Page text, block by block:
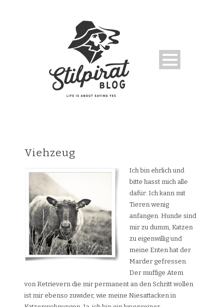
Viehzeug
Ich bin ehrlich und
bitte hasst mich alle
dafür: Ich kann mit
Tieren wenig
anfangen. Hunde sind
mir zu dumm, Katzen
zu eigenwillig und
meine Enten hat der
Marder gefressen.
Der muffige Atem
von Retrievern die mir permanent an den Schritt wollen
ist mir ebenso zuwider, wie meine Niesattacken in